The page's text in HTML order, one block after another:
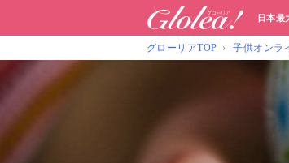
日本最
グローリアTOP 子供オンラ